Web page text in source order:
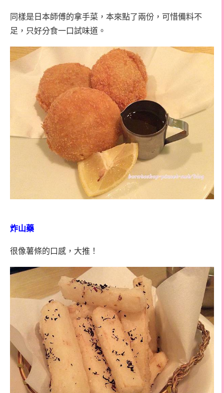
同樣是日本師傅的拿手菜，本來點了兩份，可惜備料不
足，只好分食一口試味道。
炸山藥
很像薯條的口感，大推！